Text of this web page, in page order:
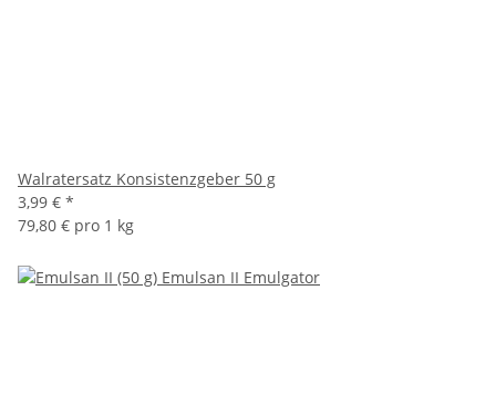
Walratersatz Konsistenzgeber 50 g
3,99 € *
79,80 € pro 1 kg